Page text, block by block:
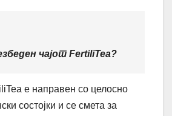
чајот FertiliTea?
е направен со целосно
состојки и се смета за